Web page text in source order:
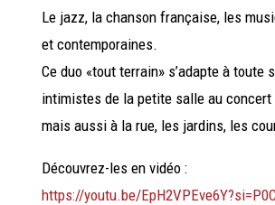
Le jazz, la chanson française, les
et contemporaines.
Ce duo «tout terrain» s’adapte à toute
intimistes de la petite salle au concert
mais aussi à la rue, les jardins, les
Découvrez-les en vidéo :
https://youtu.be/